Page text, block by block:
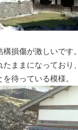
損傷が激しいです。
ままになっており、
待っている模様。